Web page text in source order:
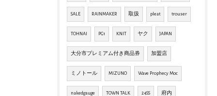
SALE RAINMAKER 取扱 pleat trouser
TOHNAI PG1 KNIT ヤク JAPAN
大分市プレミアム付き商品券 加盟店
ミノトール MIZUNO Wave Prophecy Moc
nakedgauge TOWN TALK 24SS 府内